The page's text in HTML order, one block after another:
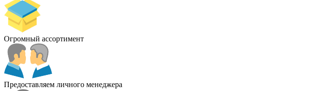
Огромный ассортимент
Предоставляем личного менеджера